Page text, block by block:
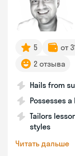
5 от
2 отзыва
Hails from
Possesses
Tailors
styles
Читать дальше